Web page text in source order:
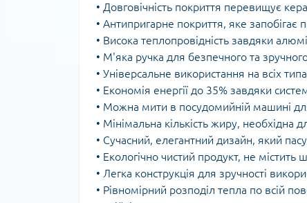
• Довговічність покриття перевищує
• Антипригарне покриття, яке запобігає
• Висока теплопровідність завдяки
• М'яка ручка для безпечного та
• Універсальне використання на всіх
• Економія енергії до 35% завдяки
• Можна мити в посудомийній машині
• Мінімальна кількість жиру, необхідна
• Сучасний, елегантний дизайн, який
• Екологічно чистий продукт, не містить
• Легка конструкція для зручності
• Рівномірний розподіл тепла по всій